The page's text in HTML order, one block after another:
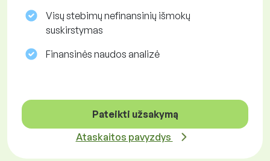
Visų stebimų nefinansinių išmokų
suskirstymas
Finansinės naudos analizė
Pateikti užsakymą
Ataskaitos pavyzdys